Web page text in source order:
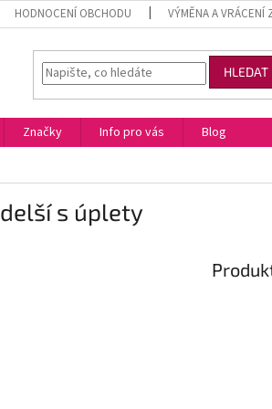
HODNOCENÍ OBCHODU VÝMĚNA A VRÁCENÍ
HLEDAT
Značky Info pro vás
Blog
s úplety